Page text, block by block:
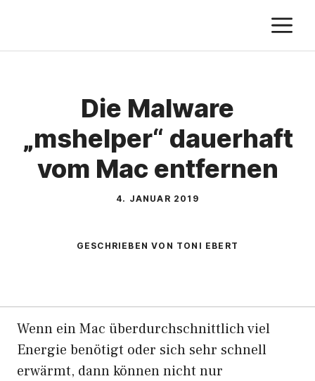
springen
Die Malware
„mshelper“ dauerhaft
vom Mac entfernen
4. JANUAR 2019
GESCHRIEBEN VON TONI EBERT
Wenn ein Mac überdurchschnittlich viel
Energie benötigt oder sich sehr schnell
erwärmt, dann können nicht nur